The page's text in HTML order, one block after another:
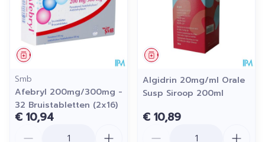
Geneesmiddel
Smb
Afebryl 200mg/300mg -
32 Bruistabletten (2x16)
€ 10,94
Geneesmiddel
Algidrin 20mg/ml Orale
Susp Siroop 200ml
€ 10,89